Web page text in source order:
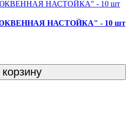
НАСТОЙКА" - 10 шт